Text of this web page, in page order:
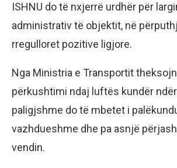
ISHNU do të nxjerrë urdhër për
administrativ të objektit, në
rregulloret pozitive ligjore.
Nga Ministria e Transportit
përkushtimi ndaj luftës kundër
paligjshme do të mbetet i
vazhdueshme dhe pa asnjë
vendin.